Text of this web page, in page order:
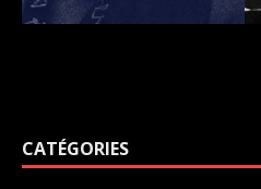
CATÉGORIES